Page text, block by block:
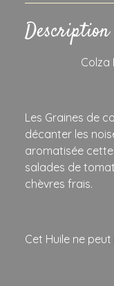
Description
Colza
Les Graines de
décanter les
aromatisée
salades de
chèvres frais.
Cet Huile ne